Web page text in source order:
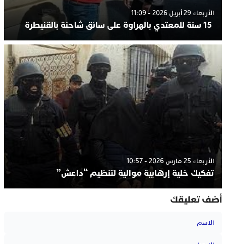
الأربعاء 29 أبريل 2026 - 11:09
الأربعاء 25 مارس 2026 - 10:57
تفكيك خلية إرهابية موالية لتنظيم “داعش”
أضف تعليقك